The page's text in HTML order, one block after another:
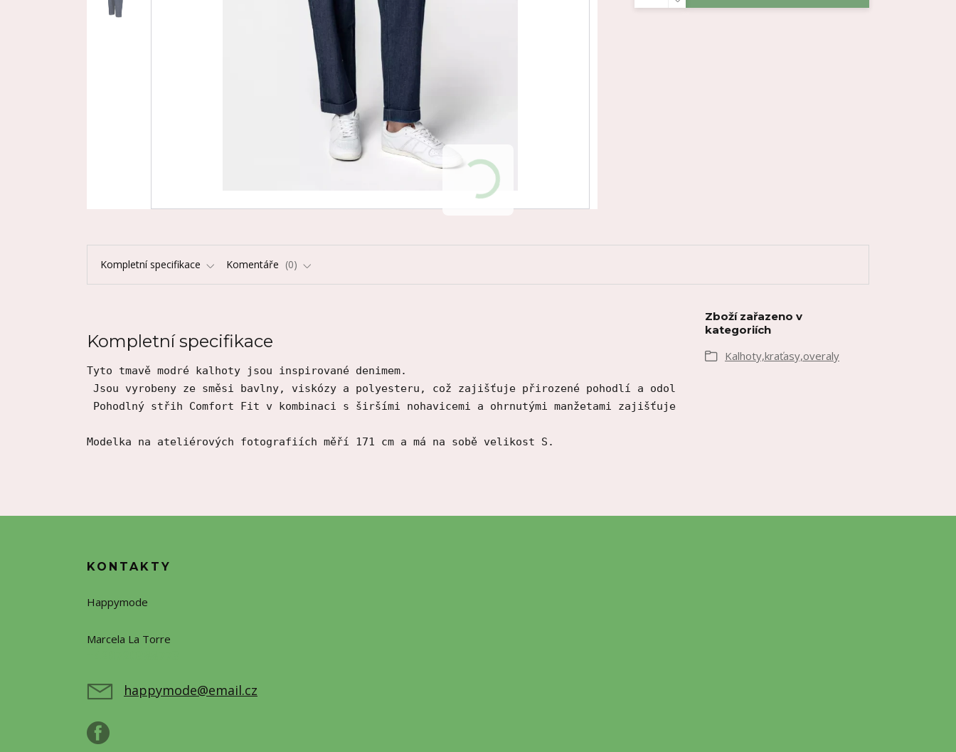
Kompletní specifikace Komentáře 0
Kompletní specifikace
Tyto tmavě modré kalhoty jsou inspirované denimem.
Jsou vyrobeny ze směsi bavlny, viskózy a polyesteru, což zajišťuje přirozené pohodlí a odolnost.
Pohodlný střih Comfort Fit v kombinaci s širšími nohavicemi a ohrnutými manžetami zajišťuje pohodlí a volnost pohybu pro
Modelka na ateliérových fotografiích měří 171 cm a má na sobě velikost S.
Zboží zařazeno v
kategoriích
Kalhoty,kraťasy,overaly
KONTAKTY
Happymode
Marcela La Torre
happymode@email.cz